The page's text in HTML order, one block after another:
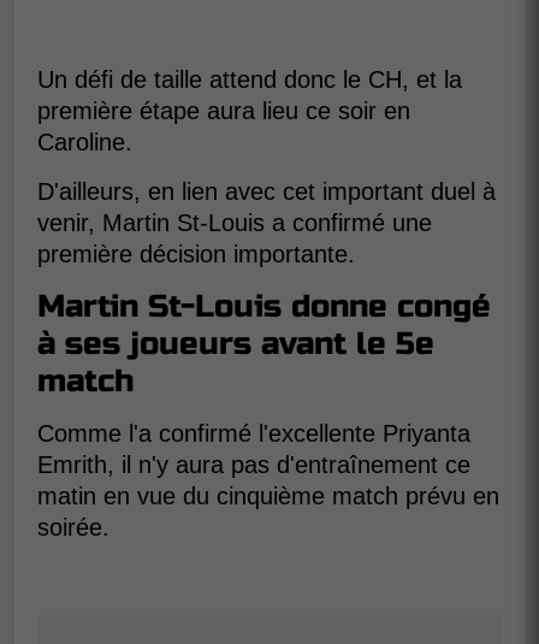
Un défi de taille attend donc le CH, et la
première étape aura lieu ce soir en
Caroline.
D'ailleurs, en lien avec cet important duel à
venir, Martin St-Louis a confirmé une
première décision importante.
Martin St-Louis donne congé
à ses joueurs avant le 5e
match
Comme l'a confirmé l'excellente Priyanta
Emrith, il n'y aura pas d'entraînement ce
matin en vue du cinquième match prévu en
soirée.